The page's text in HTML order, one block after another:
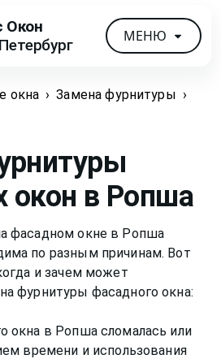
Окон
МЕНЮ
окна › Замена фурнитуры ›
окон в Ропша
фасадном окне в Ропша
по разным причинам. Вот
и зачем может
фурнитуры фасадного окна:
окна в Ропша сломалась или
времени и использования